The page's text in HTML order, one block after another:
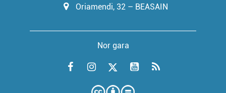
Oriamendi, 32 – BEASAIN
Nor gara